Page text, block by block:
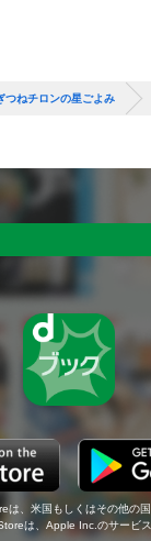
つねチロンの星ごよみ
は、米国もしくはその他の
は、Apple Inc.のサービス